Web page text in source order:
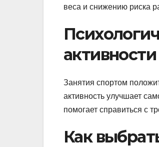
веса и снижению риска
активности
Занятия спортом
активность улучшает
помогает справиться с
Как